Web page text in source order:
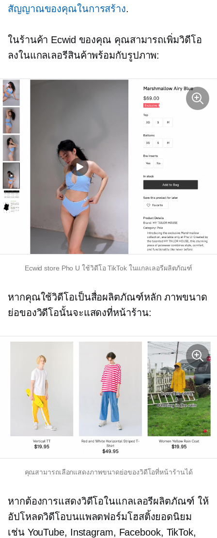
สัญญาณของคุณในการสร้าง.
ในร้านค้า Ecwid ของคุณ คุณสามารถเพิ่มวิดีโอ
ลงในแกลเลอรีสินค้าพร้อมกับรูปภาพ:
Ecwid store Pho U ใช้วิดีโอ TikTok ในแกลเลอรีผลิตภัณฑ์
หากคุณใช้วิดีโอเป็นสื่อผลิตภัณฑ์หลัก ภาพขนาด
ย่อของวิดีโอนั้นจะแสดงที่หน้าร้าน:
คุณสามารถเลือกแสดงภาพขนาดย่อของวิดีโอที่หน้าร้านได้
หากต้องการแสดงวิดีโอในแกลเลอรีผลิตภัณฑ์ ให้
อัปโหลดวิดีโอบนแพลตฟอร์มโฮสติ้งยอดนิยม
เช่น YouTube, Instagram, Facebook, TikTok,